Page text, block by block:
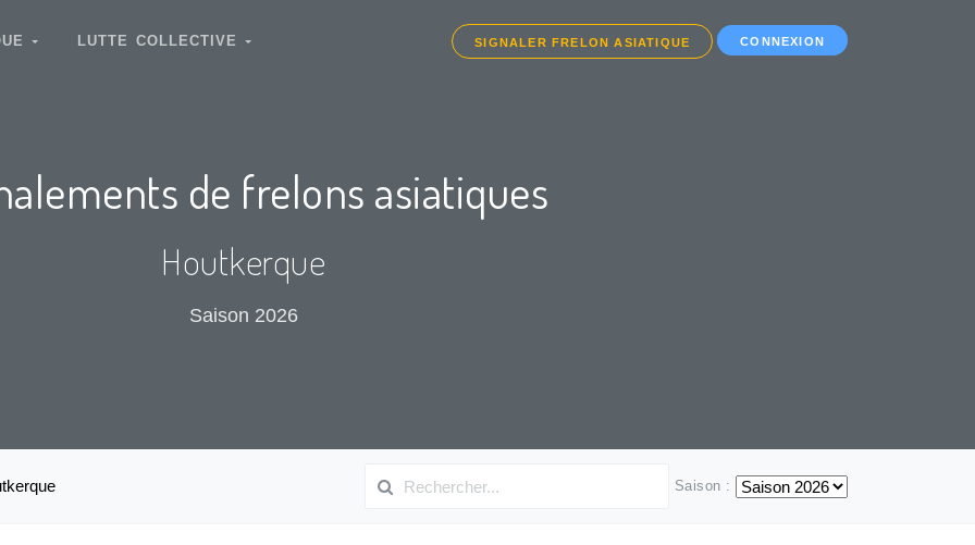
LUTTE COLLECTIVE SIGNALER FRELON ASIATIQUE CONNEXION
de frelons asiatiques
Houtkerque
Saison 2026
Saison :